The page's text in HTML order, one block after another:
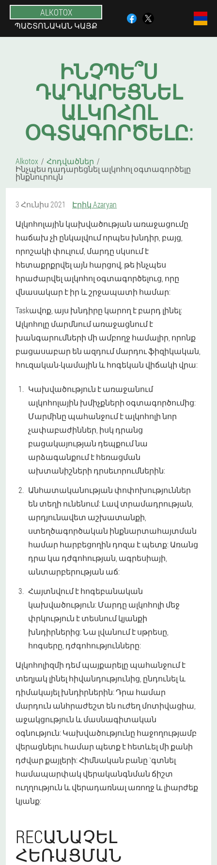
ALKOTOX
ՊԱՇՏՈՆԱԿԱՆ ԿԱՅՔ
ԻՆՉՊԵ՞Ս
ԴԱԴԱՐԵՑՆԵԼ
ԱԼԿՈՀՈԼ
ՕԳՏԱԳՈՐԾԵԼԸ:
Alkotox Հոդվածներ
Ինչպես դադարեցնել ալկոհոլ օգտագործելը
ինքնուրույն
3 Հունիս 2021
Էրիկ Azaryan
Ալկոհոլային կախվածության առաջացումը
հաճախ չի ընկալվում որպես խնդիր, բայց,
որոշակի փուլում, մարդը սկսում է
հետաքրքրվել այն հարցով, թե ինչպես
հրաժարվել ալկոհոլ օգտագործելուց, որը
վնասակար է իր և շրջապատի համար:
Taskավոք, այս խնդիրը կարող է բարդ լինել:
Ալկոհոլը մարմնում առաջացնում է
խանգարումների մի ամբողջ համալիր, որոնք
բացասաբար են ազդում մարդու ֆիզիկական,
հուզական-կամային և հոգեկան վիճակի վրա:
Կախվածություն է առաջանում
ալկոհոլային խմիչքների օգտագործումից:
Մարմինը պահանջում է ալկոհոլի նոր
չափաբաժիններ, իսկ դրանց
բացակայության դեպքում նա
արձագանքում է հեռացման
ախտանիշների դրսեւորումներին:
Անհատականության փոփոխություններ
են տեղի ունենում: Լավ տրամադրության,
արդյունավետ աշխատանքի,
ստեղծագործական ինքնարտահայտման
համար հարբեցողին դոզա է պետք: Առանց
դրա կա դժգոհության, ագրեսիայի,
անտարբերության աճ:
Հայտնվում է հոգեբանական
կախվածություն: Մարդը ալկոհոլի մեջ
փրկություն է տեսնում կյանքի
խնդիրներից: Նա լվանում է սթրեսը,
հոգսերը, դժգոհությունները:
Ալկոհոլիզմի դեմ պայքարելը պահանջում է
տեղյակ լինել հիվանդությունից, ընդունել և
դիմակայել խնդիրներին: Դրա համար
մարդուն անհրաժեշտ են ուժեղ մոտիվացիա,
աջակցություն և մասնագիտական
օգնություն: Կախվածությունը հաջողությամբ
վերացնելու համար պետք է հետևել մի քանի
դժվար քայլերի: Հիմնական բանը `գտնել
համապարփակ վերականգնման ճիշտ
ուղղություն և վերադառնալ առողջ և լիարժեք
կյանք:
RECԱՆԱՉԵԼ
ՀԵՌԱՑՄԱՆ